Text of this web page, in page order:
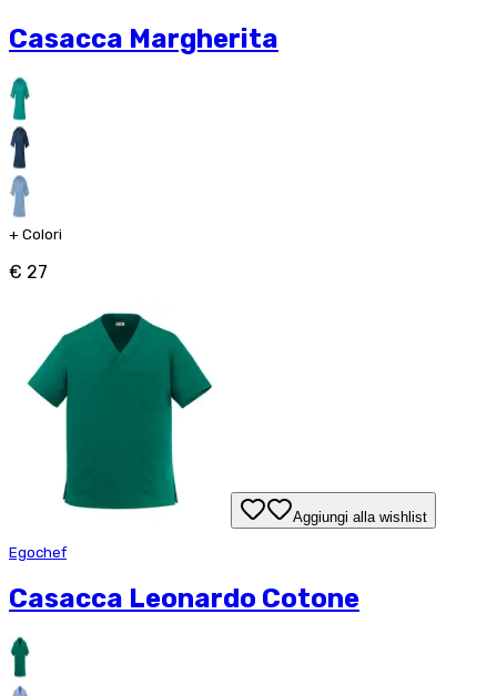
Casacca Margherita
+ Colori
€ 27
Aggiungi alla wishlist
Egochef
Casacca Leonardo Cotone